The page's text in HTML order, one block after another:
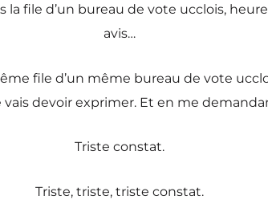
la file d’un bureau de vote ucclois,
avis…
file d’un même bureau de vote
devoir exprimer. Et en me
Triste constat.
Triste, triste, triste constat.